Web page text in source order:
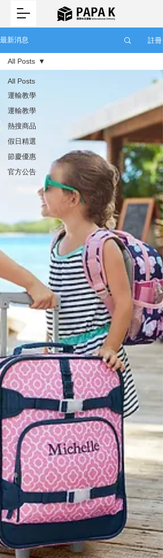
最新消息 註冊
All Posts
運輸教學
運輸教學
熱搜商品
假日精選
節慶優惠
官方公告
All Posts